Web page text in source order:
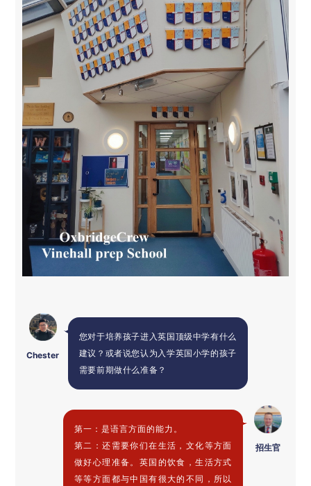
Chester
您对于培养孩子进入英国顶级中学有什么
建议？ 或者说您认为入学英国小学的孩子
需要前期做什么准备？
第一：是语言方面的能力。
第二：还需要你们在生活，文化等方面
做好心理准备。英国的饮食，生活方式
等等方面都与中国有很大的不同，所以
招生官